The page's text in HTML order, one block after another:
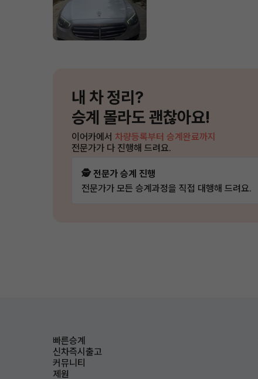
내 차 정리?
승계 몰라도 괜찮아요!
이어카에서 차량등록부터 승계완료까지
전문가가 다 진행해 드려요.
🕵️ 전문가 승계 진행
전문가가 모든 승계과정을 직접 대행해 드려요.
빠른승계
신차즉시출고
커뮤니티
제원